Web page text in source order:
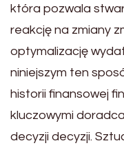
która pozwala
reakcję na zmiany
optymalizację
niniejszym ten
historii finansowej
kluczowymi
decyzji decyzji.